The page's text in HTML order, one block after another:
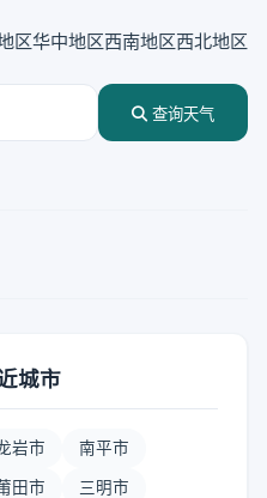
区华中地区西南地区西北地区
查询天气
城市
岩市 南平市
田市 三明市